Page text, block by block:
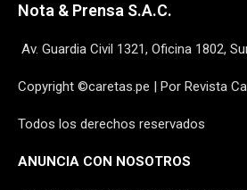
Nota & Prensa S.A.C.
Av. Guardia Civil 1321, Oficina 1802,
Copyright ©caretas.pe | Por Revista
Todos los derechos reservados
ANUNCIA CON NOSOTROS